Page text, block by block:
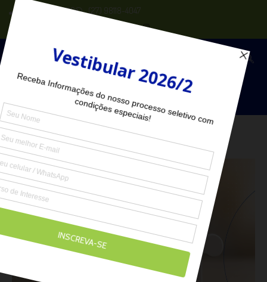
(27) 2102-6000 (27) 98118-4047
Seja Aluno